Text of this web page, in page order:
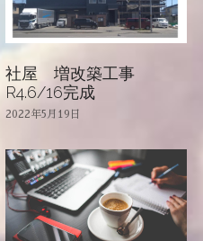
YouTube
社屋 増改築工事
R4.6/16完成
2022年5月19日